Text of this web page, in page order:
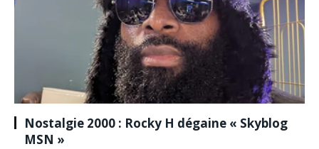
Nostalgie 2000 : Rocky H dégaine « Skyblog
MSN »